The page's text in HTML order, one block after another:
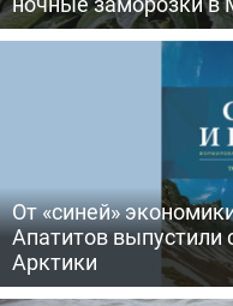
От «синей»
Апатитов
Арктики